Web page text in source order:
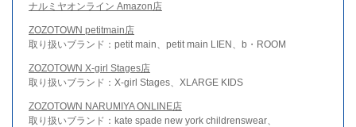
ナルミヤオンライン Amazon店
ZOZOTOWN petitmain店
取り扱いブランド：petit main、petit main LIEN、b・ROOM
ZOZOTOWN X-girl Stages店
取り扱いブランド：X-girl Stages、XLARGE KIDS
ZOZOTOWN NARUMIYA ONLINE店
取り扱いブランド：kate spade new york childrenswear、